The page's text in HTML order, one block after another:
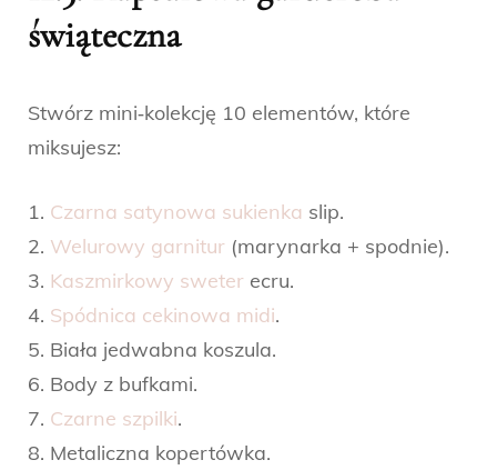
świąteczna
Stwórz mini‑kolekcję 10 elementów, które
miksujesz:
Czarna satynowa sukienka slip.
Welurowy garnitur (marynarka + spodnie).
Kaszmirkowy sweter ecru.
Spódnica cekinowa midi.
Biała jedwabna koszula.
Body z bufkami.
Czarne szpilki.
Metaliczna kopertówka.